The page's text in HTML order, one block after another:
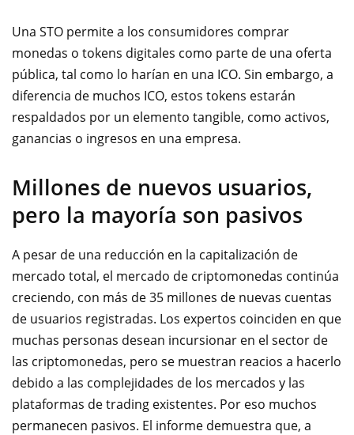
Una STO permite a los consumidores comprar
monedas o tokens digitales como parte de una oferta
pública, tal como lo harían en una ICO. Sin embargo, a
diferencia de muchos ICO, estos tokens estarán
respaldados por un elemento tangible, como activos,
ganancias o ingresos en una empresa.
Millones de nuevos usuarios,
pero la mayoría son pasivos
A pesar de una reducción en la capitalización de
mercado total, el mercado de criptomonedas continúa
creciendo, con más de 35 millones de nuevas cuentas
de usuarios registradas. Los expertos coinciden en que
muchas personas desean incursionar en el sector de
las criptomonedas, pero se muestran reacios a hacerlo
debido a las complejidades de los mercados y las
plataformas de trading existentes. Por eso muchos
permanecen pasivos. El informe demuestra que, a